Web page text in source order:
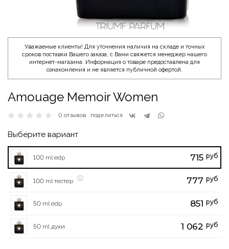
Уважаемые клиенты! Для уточнения наличия на складе и точных
сроков поставки Вашего заказа, с Вами свяжется менеджер нашего
интернет-магазина. Информация о товаре предоставлена для
ознакомления и не является публичной офертой.
Amouage Memoir Women
0 отзывов поделиться
Выберите вариант
100 ml edp 715 руб
100 ml тестер 777 руб
50 ml edp 851 руб
50 ml духи 1 062 руб